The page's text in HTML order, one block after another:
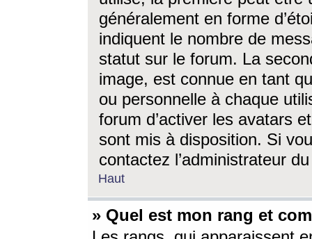
généralement en forme
indiquent le nombre de
statut sur le forum. La
image, est connue en tant
ou personnelle à chaque
forum d’activer les avatars
sont mis à disposition. Si
contactez l’administrateur
Haut
» Quel est mon rang et